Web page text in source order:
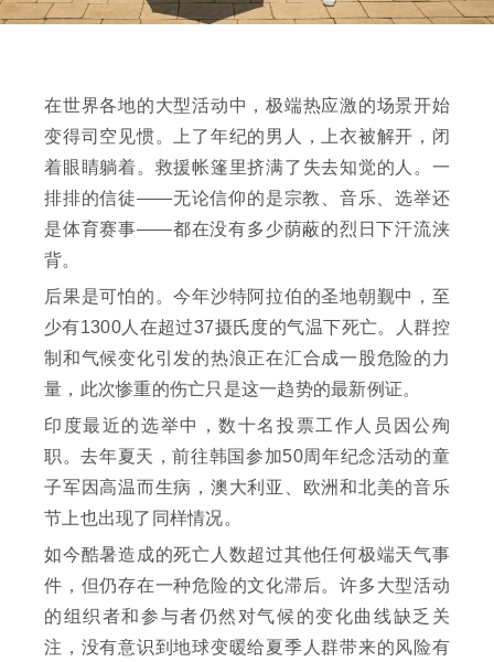
在世界各地的大型活动中，极端热应激的场景开始
变得司空见惯。上了年纪的男人，上衣被解开，闭
着眼睛躺着。救援帐篷里挤满了失去知觉的人。一
排排的信徒——无论信仰的是宗教、音乐、选举还
是体育赛事——都在没有多少荫蔽的烈日下汗流浃
背。
后果是可怕的。今年沙特阿拉伯的圣地朝觐中，至
少有1300人在超过37摄氏度的气温下死亡。人群控
制和气候变化引发的热浪正在汇合成一股危险的力
量，此次惨重的伤亡只是这一趋势的最新例证。
印度最近的选举中，数十名投票工作人员因公殉
职。去年夏天，前往韩国参加50周年纪念活动的童
子军因高温而生病，澳大利亚、欧洲和北美的音乐
节上也出现了同样情况。
如今酷暑造成的死亡人数超过其他任何极端天气事
件，但仍存在一种危险的文化滞后。许多大型活动
的组织者和参与者仍然对气候的变化曲线缺乏关
注，没有意识到地球变暖给夏季人群带来的风险有